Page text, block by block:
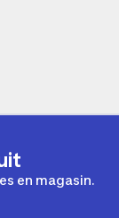
en magasin.